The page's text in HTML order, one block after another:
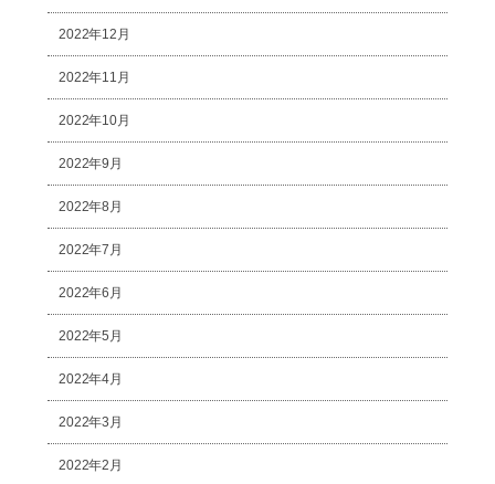
2022年12月
2022年11月
2022年10月
2022年9月
2022年8月
2022年7月
2022年6月
2022年5月
2022年4月
2022年3月
2022年2月